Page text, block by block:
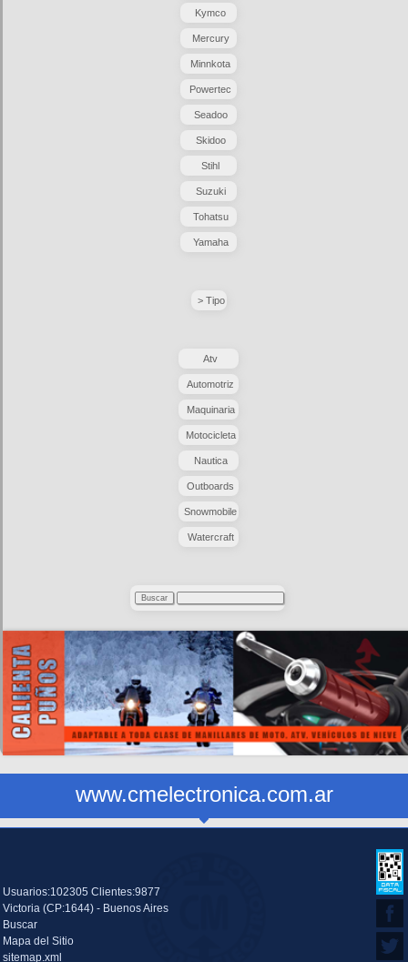
Kymco
Mercury
Minnkota
Powertec
Seadoo
Skidoo
Stihl
Suzuki
Tohatsu
Yamaha
> Tipo
Atv
Automotriz
Maquinaria
Motocicleta
Nautica
Outboards
Snowmobile
Watercraft
www.cmelectronica.com.ar
Usuarios:102305 Clientes:9877
Victoria (CP:1644) - Buenos Aires
Buscar
Mapa del Sitio
sitemap.xml